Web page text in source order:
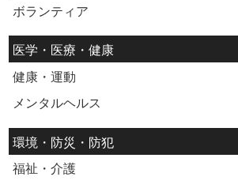
ボランティア
医学・医療・健康
健康・運動
メンタルヘルス
環境・防災・防犯
福祉・介護